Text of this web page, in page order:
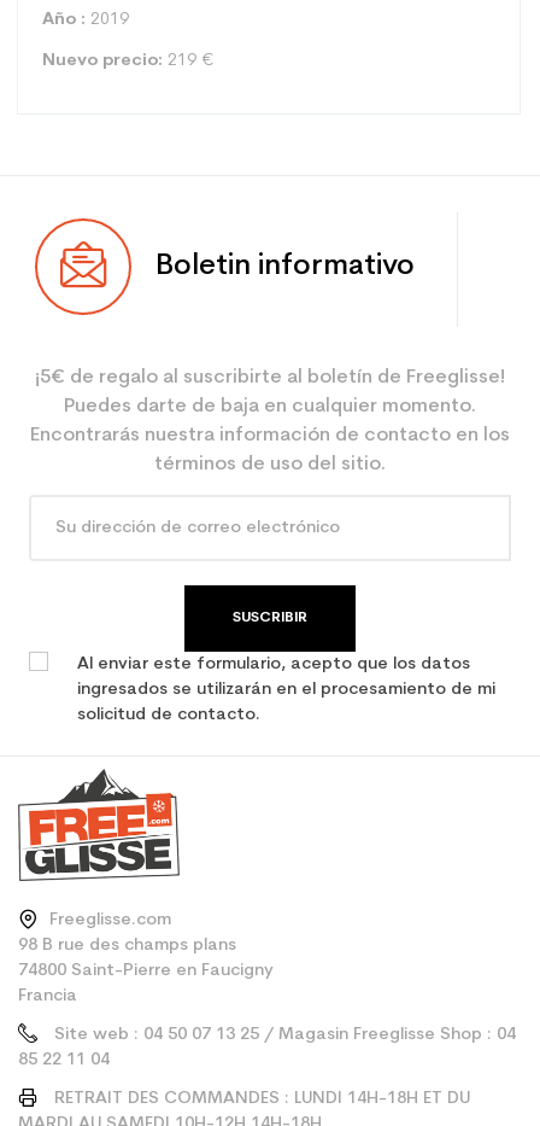
Año : 2019
Nuevo precio: 219 €
Tipo
Usuario Junior
Color Roja
Usuario - Configurador un junior
rendimiento
Boletin informativo
¡5€ de regalo al suscribirte al boletín de Freeglisse!
Puedes darte de baja en cualquier momento.
Encontrarás nuestra información de contacto en los
términos de uso del sitio.
SUSCRIBIR
Al enviar este formulario, acepto que los datos
ingresados se utilizarán en el procesamiento de mi
solicitud de contacto.
Freeglisse.com
98 B rue des champs plans
74800 Saint-Pierre en Faucigny
Francia
Site web : 04 50 07 13 25 / Magasin Freeglisse Shop : 04
85 22 11 04
RETRAIT DES COMMANDES : LUNDI 14H-18H ET DU